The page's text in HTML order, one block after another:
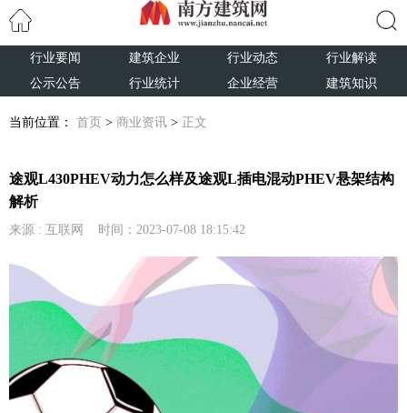
行业要闻 建筑企业 行业动态
行业解读
公示公告
行业统计 企业经营 建筑知识
当前位置： 首页 > 商业资讯 > 正文
途观L430PHEV动力怎么样及途观L插电混动PHEV悬架结构
解析
来源 : 互联网 时间：2023-07-08 18:15:42